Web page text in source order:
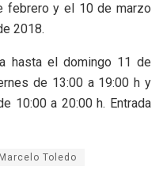
febrero y el 10 de marzo
2018.
hasta el domingo 11 de
de 13:00 a 19:00 h y
10:00 a 20:00 h. Entrada
Toledo